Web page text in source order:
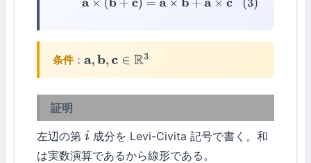
(3)a×(b +c) =a ×b+a×c
条件：a,b,c∈R3
証明
左辺の第 i 成分を Levi-Civita 記号で書く。和
は実数演算であるから線形である。